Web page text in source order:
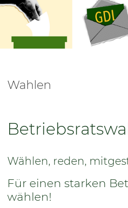
Wahlen
Wählen, reden,
Für einen starken
wählen!